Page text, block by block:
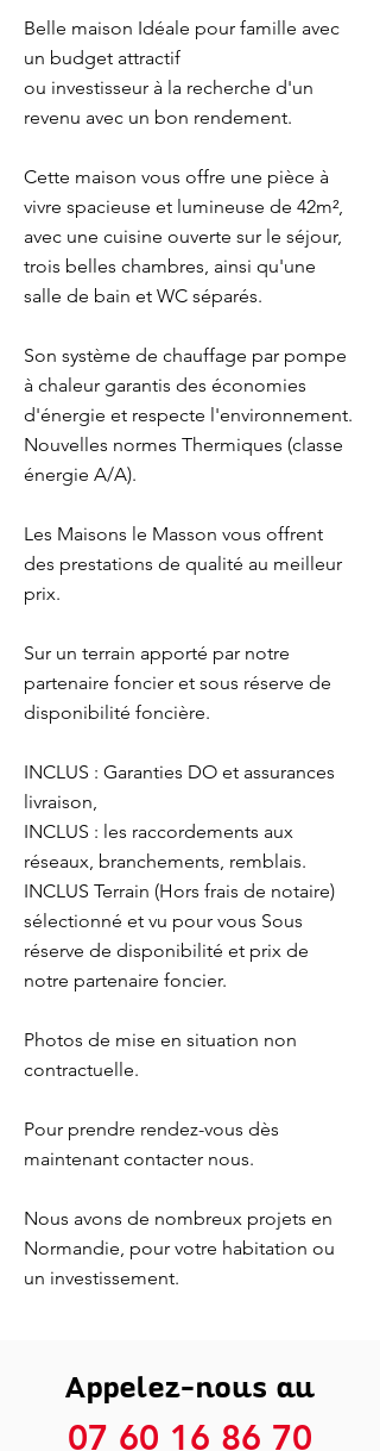
Belle maison Idéale pour famille avec
un budget attractif
ou investisseur à la recherche d'un
revenu avec un bon rendement.
Cette maison vous offre une pièce à
vivre spacieuse et lumineuse de 42m²,
avec une cuisine ouverte sur le séjour,
trois belles chambres, ainsi qu'une
salle de bain et WC séparés.
Son système de chauffage par pompe
à chaleur garantis des économies
d'énergie et respecte l'environnement.
Nouvelles normes Thermiques (classe
énergie A/A).
Les Maisons le Masson vous offrent
des prestations de qualité au meilleur
prix.
Sur un terrain apporté par notre
partenaire foncier et sous réserve de
disponibilité foncière.
INCLUS : Garanties DO et assurances
livraison,
INCLUS : les raccordements aux
réseaux, branchements, remblais.
INCLUS Terrain (Hors frais de notaire)
sélectionné et vu pour vous Sous
réserve de disponibilité et prix de
notre partenaire foncier.
Photos de mise en situation non
contractuelle.
Pour prendre rendez-vous dès
maintenant contacter nous.
Nous avons de nombreux projets en
Normandie, pour votre habitation ou
un investissement.
Appelez-nous au
07 60 16 86 70